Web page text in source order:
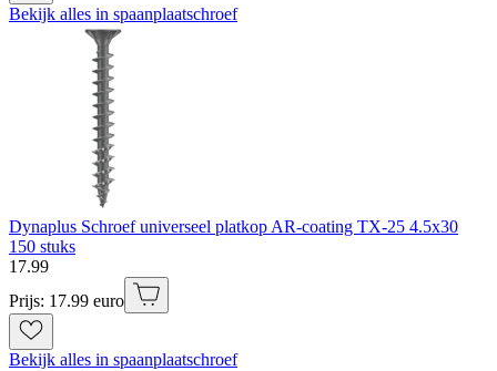
Bekijk alles in spaanplaatschroef
Dynaplus Schroef universeel platkop AR-coating TX-25 4.5x30
150 stuks
17.99
Prijs: 17.99 euro
Bekijk alles in spaanplaatschroef